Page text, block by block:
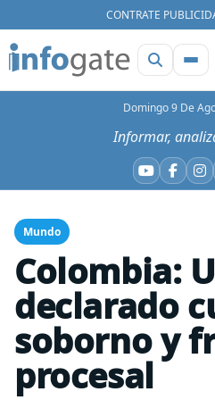
CONTRATE
Domingo 9 De
Informar,
YouTube
Mundo
Colombia:
declarado
soborno y
procesal